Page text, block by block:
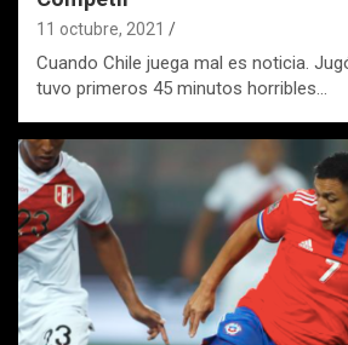
11 octubre, 2021
Cuando Chile juega mal es noticia.
tuvo primeros 45 minutos horribles…